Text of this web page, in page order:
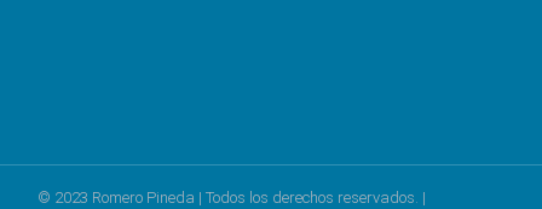
© 2023 Romero Pineda | Todos los derechos reservados. |